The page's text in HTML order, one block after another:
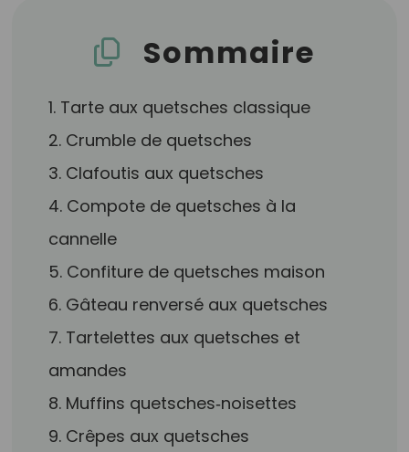
Sommaire
1. Tarte aux quetsches classique
2. Crumble de quetsches
3. Clafoutis aux quetsches
4. Compote de quetsches à la
cannelle
5. Confiture de quetsches maison
6. Gâteau renversé aux quetsches
7. Tartelettes aux quetsches et
amandes
8. Muffins quetsches‑noisettes
9. Crêpes aux quetsches